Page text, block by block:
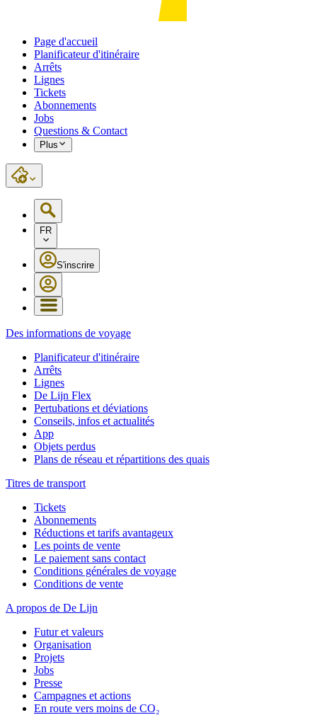
Page d'accueil
Planificateur d'itinéraire
Arrêts
Lignes
Tickets
Abonnements
Jobs
Questions & Contact
Plus
FR
S'inscrire
Des informations de voyage
Planificateur d'itinéraire
Arrêts
Lignes
De Lijn Flex
Pertubations et déviations
Conseils, infos et actualités
App
Objets perdus
Plans de réseau et répartitions des quais
Titres de transport
Tickets
Abonnements
Réductions et tarifs avantageux
Les points de vente
Le paiement sans contact
Conditions générales de voyage
Conditions de vente
A propos de De Lijn
Futur et valeurs
Organisation
Projets
Jobs
Presse
Campagnes et actions
En route vers moins de CO₂